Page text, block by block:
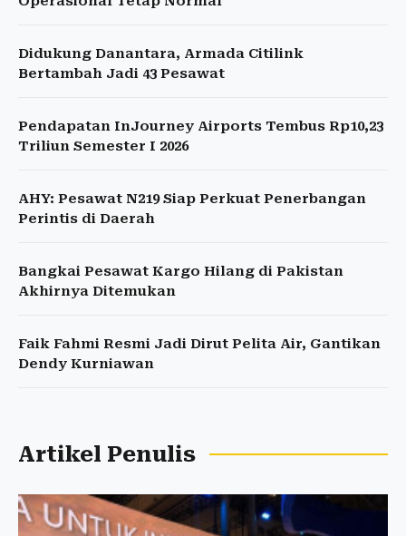
Didukung Danantara, Armada Citilink
Bertambah Jadi 43 Pesawat
Pendapatan InJourney Airports Tembus Rp10,23
Triliun Semester I 2026
AHY: Pesawat N219 Siap Perkuat Penerbangan
Perintis di Daerah
Bangkai Pesawat Kargo Hilang di Pakistan
Akhirnya Ditemukan
Faik Fahmi Resmi Jadi Dirut Pelita Air, Gantikan
Dendy Kurniawan
Artikel Penulis